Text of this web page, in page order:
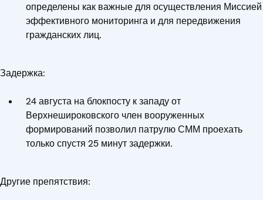
определены как важные для осуществления Миссией
эффективного мониторинга и для передвижения
гражданских лиц.
Задержка:
24 августа на блокпосту к западу от
Верхнешироковского член вооруженных
формирований позволил патрулю СММ проехать
только спустя 25 минут задержки.
Другие препятствия: